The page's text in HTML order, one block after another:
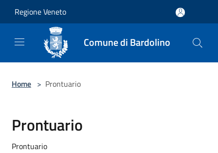
Regione Veneto
Comune di Bardolino
Home > Prontuario
Prontuario
Prontuario